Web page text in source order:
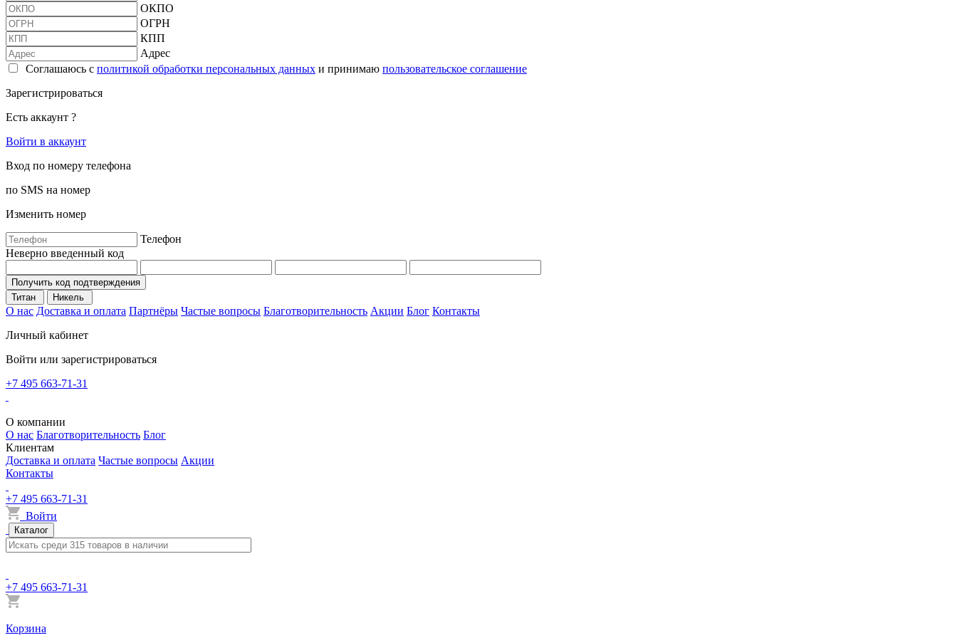
ОКПО
ОГРН
КПП
Адрес
Соглашаюсь с политикой обработки персональных данных и принимаю пользовательское соглашение
Зарегистрироваться
Есть аккаунт ?
Войти в аккаунт
Вход по номеру телефона
по SMS на номер
Изменить номер
Телефон
Неверно введенный код
Получить код подтверждения
Титан
Никель
О нас Доставка и оплата Партнёры Частые вопросы Благотворительность Акции Блог Контакты
Личный кабинет
Войти или зарегистрироваться
+7 495 663-71-31
О компании
О нас Благотворительность Блог
Клиентам
Доставка и оплата Частые вопросы Акции
Контакты
+7 495 663-71-31
Войти
Каталог
+7 495 663-71-31
Корзина